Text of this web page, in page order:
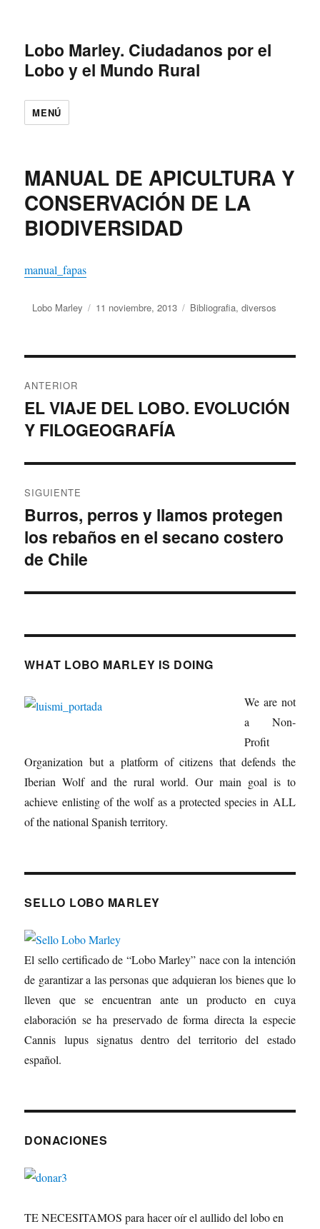
Lobo Marley. Ciudadanos por el
Lobo y el Mundo Rural
MENÚ
MANUAL DE APICULTURA Y
CONSERVACIÓN DE LA
BIODIVERSIDAD
manual_fapas
Autor
Lobo Marley
Publicado
11 noviembre, 2013 Categorías
Bibliografia,diversos
de
entradas
ANTERIOR
Entrada
anterior:
EL VIAJE DEL LOBO. EVOLUCIÓN
Y FILOGEOGRAFÍA
SIGUIENTE
Entrada
siguiente:
Burros, perros y llamos protegen
los rebaños en el secano costero
de Chile
WHAT LOBO MARLEY IS DOING
We are not
a Non-
Profit
Organization but a platform of citizens that defends the
Iberian Wolf and the rural world. Our main goal is to
achieve enlisting of the wolf as a protected species in ALL
of the national Spanish territory.
SELLO LOBO MARLEY
El sello certificado de “Lobo Marley” nace con la intención
de garantizar a las personas que adquieran los bienes que lo
lleven que se encuentran ante un producto en cuya
elaboración se ha preservado de forma directa la especie
Cannis lupus signatus dentro del territorio del estado
español.
DONACIONES
TE NECESITAMOS para hacer oír el aullido del lobo en